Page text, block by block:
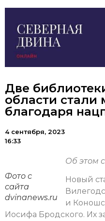
Две
области
благодаря
4 сентября, 2023
16:33
Фото с
сайта
dvinanews.ru
Об этом
Новый
и
Иосифа Бродского. Их